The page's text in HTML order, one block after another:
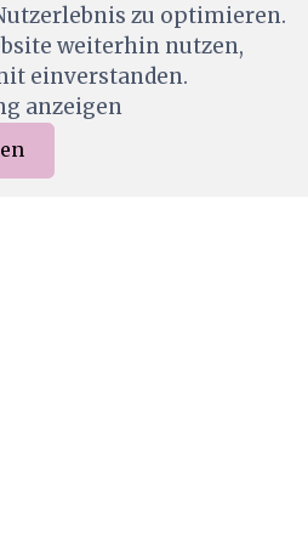
Menu
Glue Sea Glass
zu optimieren.
weiterhin nutzen,
einverstanden.
anzeigen